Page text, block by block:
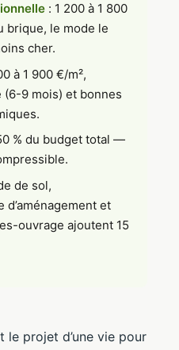
: 1 200 à 1 800
brique, le mode le
cher.
à 1 900 €/m²,
9 mois) et bonnes
% du budget total —
de sol,
d’aménagement et
ouvrage ajoutent 15
le projet d’une vie pour